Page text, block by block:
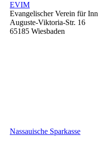
EVIM
Evangelischer Verein für
Auguste-Viktoria-Str. 16
65185 Wiesbaden
Nassauische Sparkasse